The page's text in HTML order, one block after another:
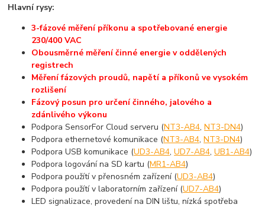
Hlavní rysy:
3-fázové měření příkonu a spotřebované energie
230/400 VAC
Obousměrné měření činné energie v oddělených
registrech
Měření fázových proudů, napětí a příkonů ve vysokém
rozlišení
Fázový posun pro určení činného, jalového a
zdánlivého výkonu
Podpora SensorFor Cloud serveru (NT3-AB4,NT3-DN4)
Podpora ethernetové komunikace (NT3-AB4,NT3-DN4)
Podpora USB komunikace (UD3-AB4,UD7-AB4,UB1-AB4)
Podpora logování na SD kartu (MR1-AB4)
Podpora použítí v přenosném zařízení (UD3-AB4)
Podpora použítí v laboratorním zařízení (UD7-AB4)
LED signalizace, provedení na DIN lištu, nízká spotřeba